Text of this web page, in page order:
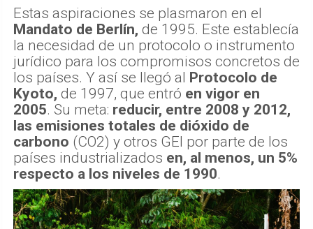
Estas aspiraciones se plasmaron en el
Mandato de Berlín, de 1995. Este establecía
la necesidad de un protocolo o instrumento
jurídico para los compromisos concretos de
los países. Y así se llegó al Protocolo de
Kyoto, de 1997, que entró en vigor en
2005. Su meta: reducir, entre 2008 y 2012,
las emisiones totales de dióxido de
carbono (CO2) y otros GEI por parte de los
países industrializados en, al menos, un 5%
respecto a los niveles de 1990.